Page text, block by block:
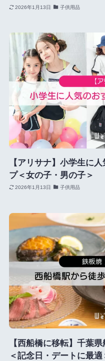
2026年1月13日 子供用品
【アリサナ】小学生に
プ＜女の子・男の子＞
2026年1月13日 子供用品
【西船橋に移転】千葉
＜記念日・デートに最適